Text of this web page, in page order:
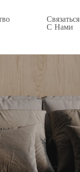
Связаться
С Нами